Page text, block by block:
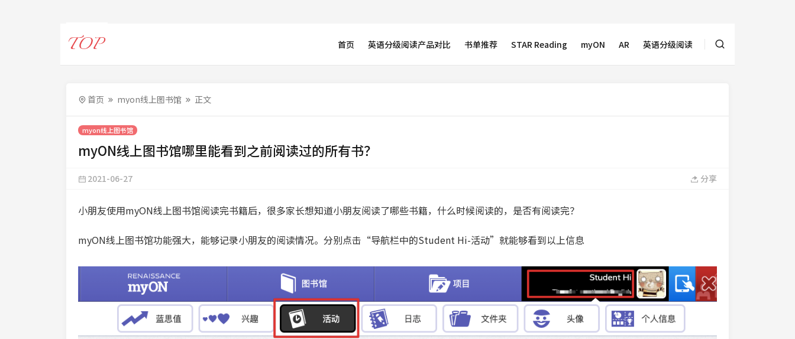
首页 英语分级阅读产品对比 书单推荐 STAR Reading myON AR 英语分级阅读
首页 myon线上图书馆 正文
myon线上图书馆
myON线上图书馆哪里能看到之前阅读过的所有书？
2021-06-27 分享
小朋友使用myON线上图书馆阅读完书籍后，很多家长想知道小朋友阅读了哪些书籍，什么时候阅读的，是否有阅读完？
myON线上图书馆功能强大，能够记录小朋友的阅读情况。分别点击“导航栏中的Student Hi-活动”就能够看到以上信息